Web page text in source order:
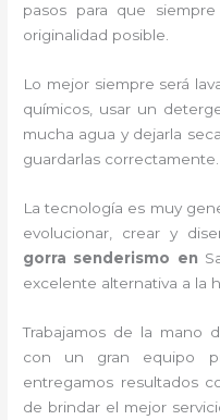
pasos para que
originalidad posible.
Lo mejor siempre será
químicos, usar un
mucha agua y dejarla
guardarlas correctamente.
La tecnología es muy
evolucionar, crear y
gorra senderismo en
excelente alternativa a la
Trabajamos de la mano
con un gran equipo
entregamos resultados
de brindar el mejor